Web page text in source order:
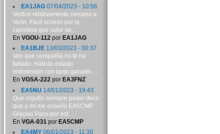
EA1JAG07/04/2023 - 10:56
Vertice relativamente cercano a
Verín. Fácil acceso por la
carretera que sube de...
En VGOU-112por EA1JAG
EA1BJE13/03/2023 - 00:37
Veo que compañía no te ha
faltado. Habrás estado
entretenido con tanto ganado. ...
En VGSA-222por EA3FNZ
EA5NU 14/01/2023 - 19:43
Que orgullo siempre poder decir
que a mí me enseñó EA5CMP.
Gracias Paco por est...
En VGA-031 por EA5CMP
EA4MY06/01/2023 - 11:30